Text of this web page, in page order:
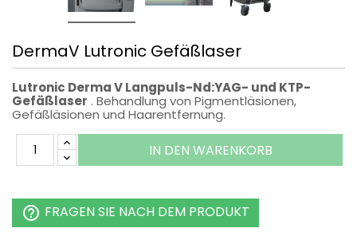
DermaV Lutronic Gefäßlaser
Lutronic Derma V Langpuls-Nd:YAG- und KTP-
Gefäßlaser . Behandlung von Pigmentläsionen,
Gefäßläsionen und Haarentfernung.
IN DEN WARENKORB
help_outline FRAGEN SIE NACH DEM PRODUKT